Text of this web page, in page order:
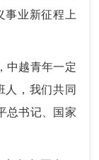
事业新征程上
越青年一定
人，我们共同
总书记、国家